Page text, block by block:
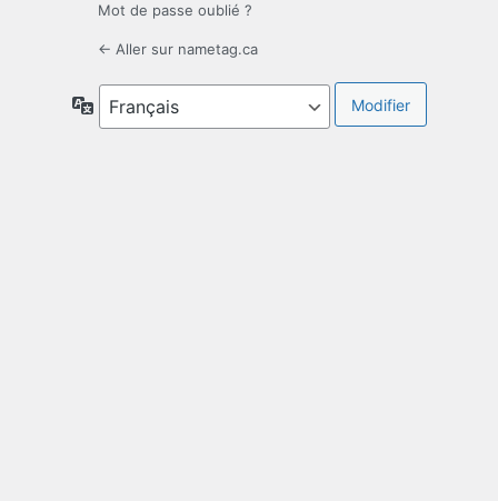
Mot de passe oublié ?
← Aller sur nametag.ca
Langue